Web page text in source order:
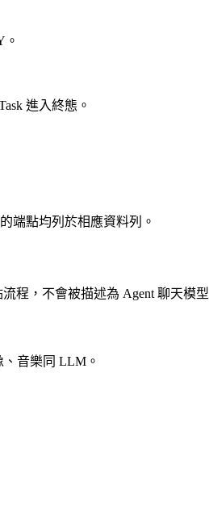
進入終態。
端點均列於相應資料列。
程，不會被描述為 Agent 聊天模型
音樂同 LLM。